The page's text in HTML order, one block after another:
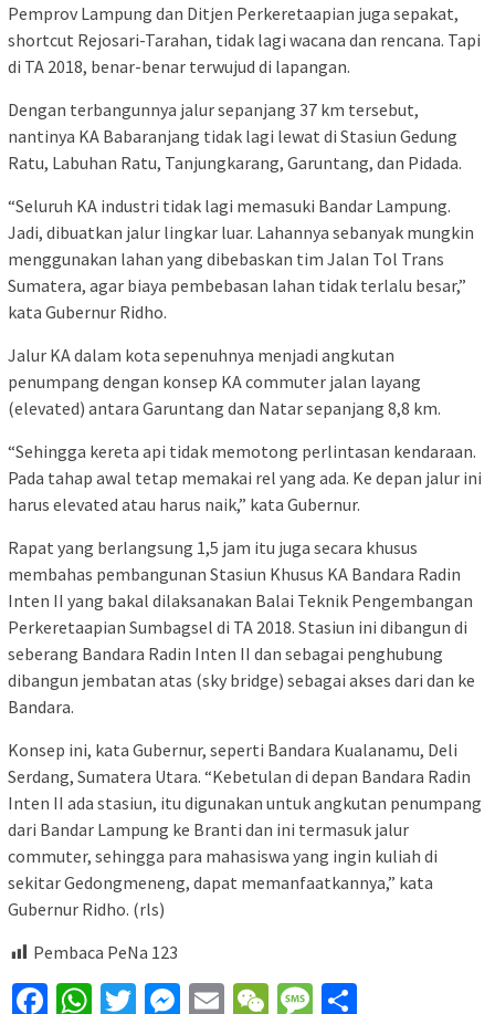
Pemprov Lampung dan Ditjen Perkeretaapian juga sepakat,
shortcut Rejosari-Tarahan, tidak lagi wacana dan rencana. Tapi
di TA 2018, benar-benar terwujud di lapangan.
Dengan terbangunnya jalur sepanjang 37 km tersebut,
nantinya KA Babaranjang tidak lagi lewat di Stasiun Gedung
Ratu, Labuhan Ratu, Tanjungkarang, Garuntang, dan Pidada.
“Seluruh KA industri tidak lagi memasuki Bandar Lampung.
Jadi, dibuatkan jalur lingkar luar. Lahannya sebanyak mungkin
menggunakan lahan yang dibebaskan tim Jalan Tol Trans
Sumatera, agar biaya pembebasan lahan tidak terlalu besar,”
kata Gubernur Ridho.
Jalur KA dalam kota sepenuhnya menjadi angkutan
penumpang dengan konsep KA commuter jalan layang
(elevated) antara Garuntang dan Natar sepanjang 8,8 km.
“Sehingga kereta api tidak memotong perlintasan kendaraan.
Pada tahap awal tetap memakai rel yang ada. Ke depan jalur ini
harus elevated atau harus naik,” kata Gubernur.
Rapat yang berlangsung 1,5 jam itu juga secara khusus
membahas pembangunan Stasiun Khusus KA Bandara Radin
Inten II yang bakal dilaksanakan Balai Teknik Pengembangan
Perkeretaapian Sumbagsel di TA 2018. Stasiun ini dibangun di
seberang Bandara Radin Inten II dan sebagai penghubung
dibangun jembatan atas (sky bridge) sebagai akses dari dan ke
Bandara.
Konsep ini, kata Gubernur, seperti Bandara Kualanamu, Deli
Serdang, Sumatera Utara. “Kebetulan di depan Bandara Radin
Inten II ada stasiun, itu digunakan untuk angkutan penumpang
dari Bandar Lampung ke Branti dan ini termasuk jalur
commuter, sehingga para mahasiswa yang ingin kuliah di
sekitar Gedongmeneng, dapat memanfaatkannya,” kata
Gubernur Ridho. (rls)
Pembaca PeNa 123
Facebook
WhatsApp
Twitter
Messenger
EmailWeChatMessage